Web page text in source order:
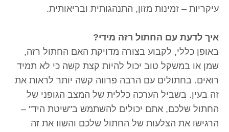
עיקריות – זמינות מזון, התנהגותית ובריאותית.
איך לדעת עם החתול רזה מידי?
באופן כללי, לקבוע בצורה מדויקת האם החתול רזה,
שמן או במשקל טוב יכול להיות קצת קשה כי לא תמיד
רואים. בחתולים עם הרבה פרווה קשה יותר לראות את
זה בעין. בשביל הערכה כללית של המצב הגופני של
החתול שלכם, אתם יכולים להשתמש ב"שיטת היד" –
הרגישו את הצלעות של החתול שלכם והשוו את זה